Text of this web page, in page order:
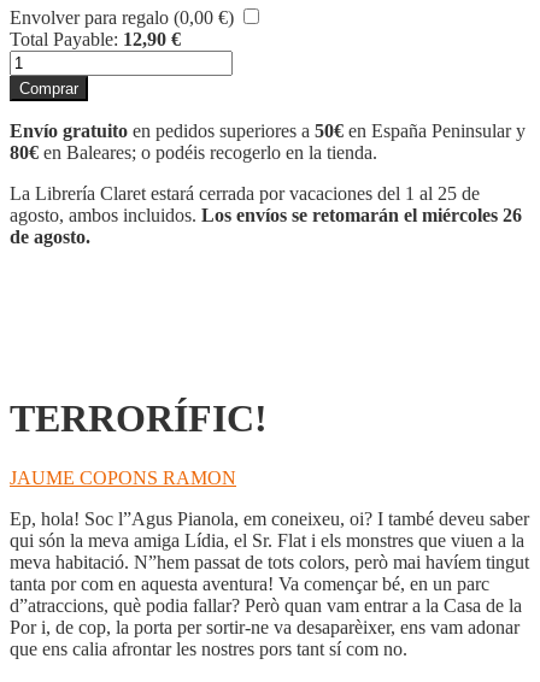
Envolver para regalo (0,00 €)
Total Payable: 12,90 €
TERRORÍFIC!
cantidad
Comprar
Envío gratuito en pedidos superiores a 50€ en España Peninsular y
80€ en Baleares; o podéis recogerlo en la tienda.
La Librería Claret estará cerrada por vacaciones del 1 al 25 de
agosto, ambos incluidos. Los envíos se retomarán el miércoles 26
de agosto.
TERRORÍFIC!
JAUME COPONS RAMON
Ep, hola! Soc l”Agus Pianola, em coneixeu, oi? I també deveu saber
qui són la meva amiga Lídia, el Sr. Flat i els monstres que viuen a la
meva habitació. N”hem passat de tots colors, però mai havíem tingut
tanta por com en aquesta aventura! Va començar bé, en un parc
d”atraccions, què podia fallar? Però quan vam entrar a la Casa de la
Por i, de cop, la porta per sortir-ne va desaparèixer, ens vam adonar
que ens calia afrontar les nostres pors tant sí com no.